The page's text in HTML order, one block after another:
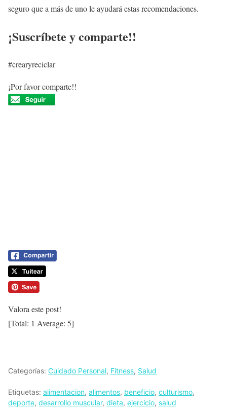
seguro que a más de uno le ayudará estas recomendaciones.
¡Suscríbete y comparte!!
#crearyreciclar
¡Por favor comparte!!
Valora este post!
[Total: 1 Average: 5]
Categorías: Cuidado Personal, Fitness, Salud
Etiquetas: alimentacion, alimentos, beneficio, culturismo,
deporte, desarrollo muscular, dieta, ejercicio, salud